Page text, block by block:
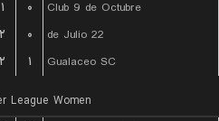
۱ ۰
Club 9 de Octubre
۲ ۰
22 de Julio
۲ ۱ Gualaceo SC
League Women